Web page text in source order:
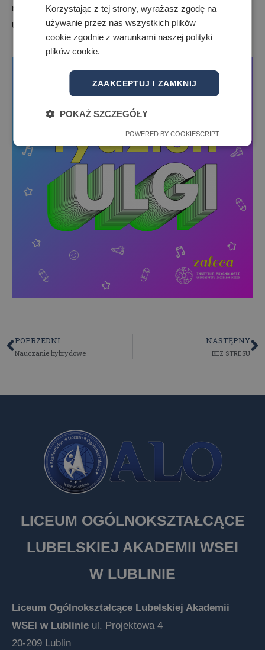
realizację wszystkich zadań bez konieczności oceniania
uczniów.
POPRZEDNI
Nauczanie hybrydowe
NASTĘPNY
BEZ STRESU
LICEUM OGÓLNOKSZTAŁCĄCE
LUBELSKIEJ AKADEMII WSEI
W LUBLINIE
Liceum Ogólnokształcące Lubelskiej Akademii
WSEI w Lublinie ul. Projektowa 4
20-209 Lublin
Korzystając z tej strony, wyrażasz zgodę na
używanie przez nas wszystkich plików
cookie zgodnie z warunkami naszej polityki
plików cookie.
ZAAKCEPTUJ I ZAMKNIJ
POKAŻ SZCZEGÓŁY
POWERED BY COOKIESCRIPT